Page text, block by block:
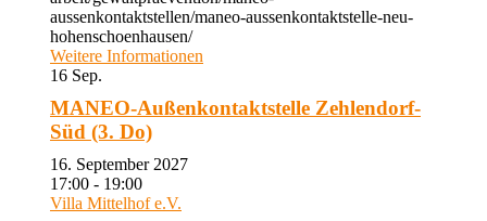
aussenkontaktstellen/maneo-aussenkontaktstelle-neu-
hohenschoenhausen/
Weitere Informationen
16 Sep.
MANEO-Außenkontaktstelle Zehlendorf-
Süd (3. Do)
16. September 2027
17:00 - 19:00
Villa Mittelhof e.V.